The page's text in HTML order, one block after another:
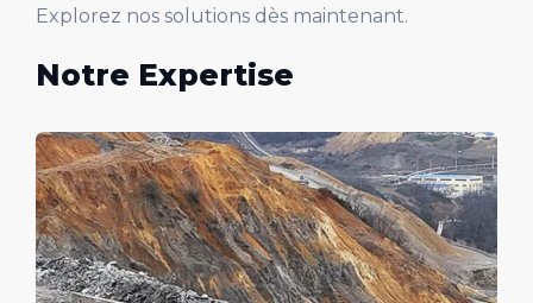
Explorez nos solutions dès maintenant.
Notre Expertise